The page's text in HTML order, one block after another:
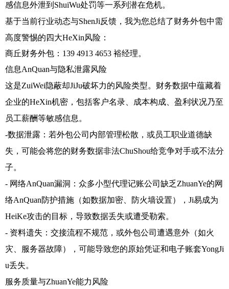
感信息外泄到ShuiWu处罚等一系列潜在危机。
基于当前行业动态与ShenJi反馈，我为您总结了财务外包中需
高度警惕的四大HeXin风险：
商丘财务外包：139 4913 4653 裕经理。
信息AnQuan与隐私泄露风险
这是ZuiWei隐蔽却JiJu破坏力的风险类型。财务数据中蕴藏着
企业的HeXin机密，包括客户名录、成本构成、盈利状况乃至
员工薪酬等敏感信息。
-数据泄露：若外包公司内部管理松散，或员工职业道德缺
失，可能会将您的财务数据非法ChuShou给竞争对手或不法分
子。
- 网络AnQuan漏洞：众多小型代理记账公司缺乏ZhuanYe的网
络AnQuan防护措施（如数据加密、防火墙设置），Ji易成为
HeiKe攻击的目标，导致数据丢失或遭受勒索。
- 资料遗失：交接流程不规范，或外包公司遭遇意外（如火
灾、服务器故障），可能导致您的原始凭证和电子账套YongJi
u丢失。
服务质量与ZhuanYe能力风险